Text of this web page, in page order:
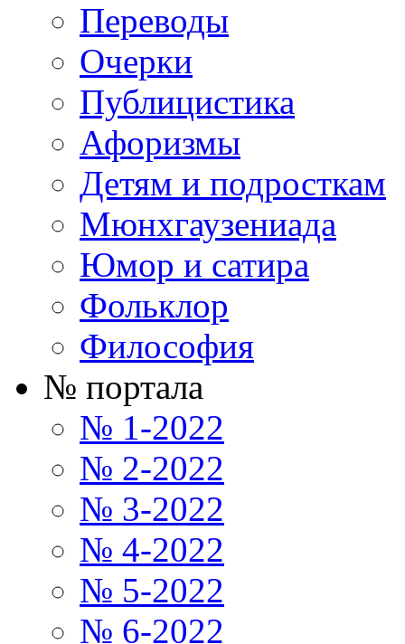
Переводы
Очерки
Публицистика
Афоризмы
Детям и подросткам
Мюнхгаузениада
Юмор и сатира
Фольклор
Философия
№ портала
№ 1-2022
№ 2-2022
№ 3-2022
№ 4-2022
№ 5-2022
№ 6-2022